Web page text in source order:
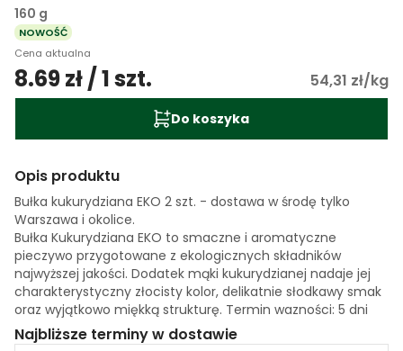
160 g
NOWOŚĆ
Cena aktualna
8.69 zł / 1 szt. 54,31 zł/kg
Do koszyka
Opis produktu
Bułka kukurydziana EKO 2 szt. - dostawa w środę tylko
Warszawa i okolice.
Bułka Kukurydziana EKO to smaczne i aromatyczne
pieczywo przygotowane z ekologicznych składników
najwyższej jakości. Dodatek mąki kukurydzianej nadaje jej
charakterystyczny złocisty kolor, delikatnie słodkawy smak
oraz wyjątkowo miękką strukturę. Termin wazności: 5 dni
Najbliższe terminy w dostawie